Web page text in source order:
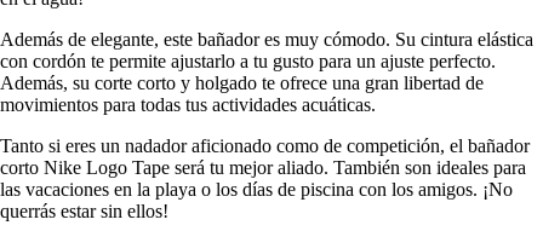
Además de elegante, este bañador es muy cómodo. Su cintura elástica
con cordón te permite ajustarlo a tu gusto para un ajuste perfecto.
Además, su corte corto y holgado te ofrece una gran libertad de
movimientos para todas tus actividades acuáticas.
Tanto si eres un nadador aficionado como de competición, el bañador
corto Nike Logo Tape será tu mejor aliado. También son ideales para
las vacaciones en la playa o los días de piscina con los amigos. ¡No
querrás estar sin ellos!